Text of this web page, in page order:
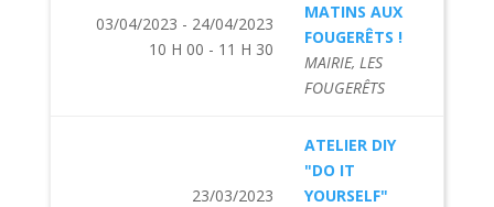
03/04/2023 - 24/04/2023
10 H 00 - 11 H 30
MATINS AUX
FOUGERÊTS !
MAIRIE, LES
FOUGERÊTS
23/03/2023
ATELIER DIY
"DO IT
YOURSELF"